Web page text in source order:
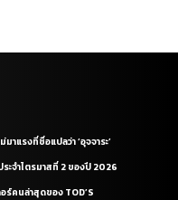
าแรงที่ชื่อแปลว่า ‘อุจจาระ’
จำไตรมาสที่ 2 ของปี 2026
ร์คนล่าสุดของ TOD’S